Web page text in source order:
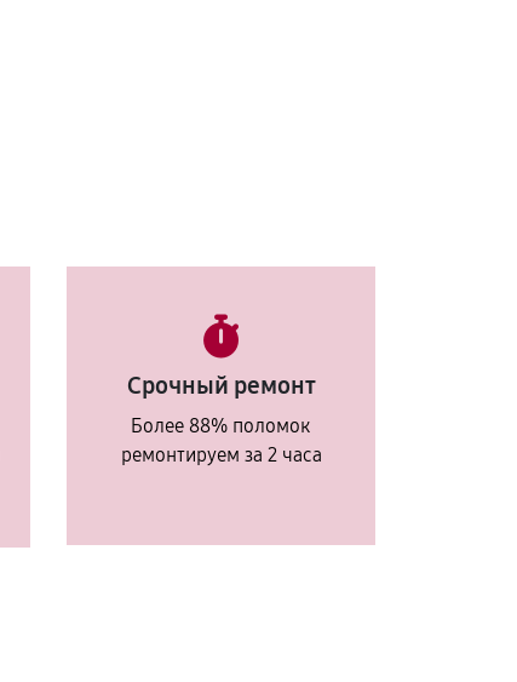
Срочный ремонт
Более 88% поломок
ремонтируем за 2 часа